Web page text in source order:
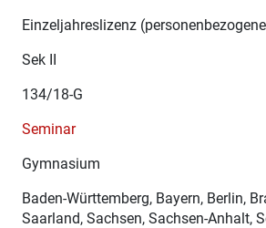
Einzeljahreslizenz
Sek II
134/18-G
Seminar
Gymnasium
Baden-Württemberg, Bayern, Berlin,
Saarland, Sachsen, Sachsen-Anhalt,